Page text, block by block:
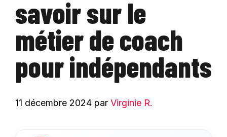
savoir sur le
métier de coach
pour indépendants
11 décembre 2024 par Virginie R.